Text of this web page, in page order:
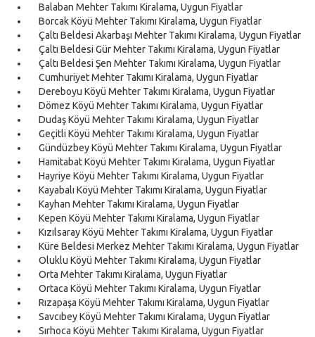
Balaban Mehter Takımı Kiralama, Uygun Fiyatlar
Borcak Köyü Mehter Takımı Kiralama, Uygun Fiyatlar
Çaltı Beldesi Akarbaşı Mehter Takımı Kiralama, Uygun Fiyatlar
Çaltı Beldesi Gür Mehter Takımı Kiralama, Uygun Fiyatlar
Çaltı Beldesi Şen Mehter Takımı Kiralama, Uygun Fiyatlar
Cumhuriyet Mehter Takımı Kiralama, Uygun Fiyatlar
Dereboyu Köyü Mehter Takımı Kiralama, Uygun Fiyatlar
Dömez Köyü Mehter Takımı Kiralama, Uygun Fiyatlar
Dudaş Köyü Mehter Takımı Kiralama, Uygun Fiyatlar
Geçitli Köyü Mehter Takımı Kiralama, Uygun Fiyatlar
Gündüzbey Köyü Mehter Takımı Kiralama, Uygun Fiyatlar
Hamitabat Köyü Mehter Takımı Kiralama, Uygun Fiyatlar
Hayriye Köyü Mehter Takımı Kiralama, Uygun Fiyatlar
Kayabalı Köyü Mehter Takımı Kiralama, Uygun Fiyatlar
Kayhan Mehter Takımı Kiralama, Uygun Fiyatlar
Kepen Köyü Mehter Takımı Kiralama, Uygun Fiyatlar
Kızılsaray Köyü Mehter Takımı Kiralama, Uygun Fiyatlar
Küre Beldesi Merkez Mehter Takımı Kiralama, Uygun Fiyatlar
Oluklu Köyü Mehter Takımı Kiralama, Uygun Fiyatlar
Orta Mehter Takımı Kiralama, Uygun Fiyatlar
Ortaca Köyü Mehter Takımı Kiralama, Uygun Fiyatlar
Rızapaşa Köyü Mehter Takımı Kiralama, Uygun Fiyatlar
Savcıbey Köyü Mehter Takımı Kiralama, Uygun Fiyatlar
Sırhoca Köyü Mehter Takımı Kiralama, Uygun Fiyatlar